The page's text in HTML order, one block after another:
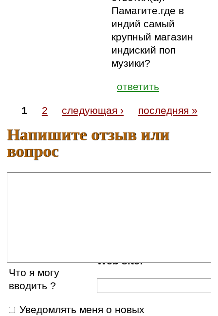
Памагите.где в
индий самый
крупный магазин
индиский поп
музики?
ответить
1 2 следующая › последняя »
Напишите отзыв или
вопрос
Web site:
Что я могу
вводить ?
Уведомлять меня о новых